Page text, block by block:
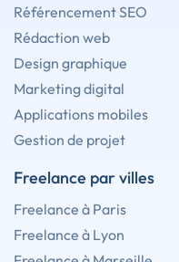
Référencement SEO
Rédaction web
Design graphique
Marketing digital
Applications mobiles
Gestion de projet
Freelance par villes
Freelance à Paris
Freelance à Lyon